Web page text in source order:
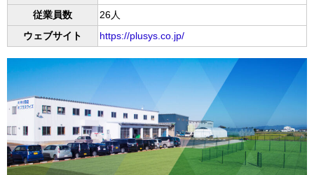
従業員数
26人
ウェブサイト
https://plusys.co.jp/